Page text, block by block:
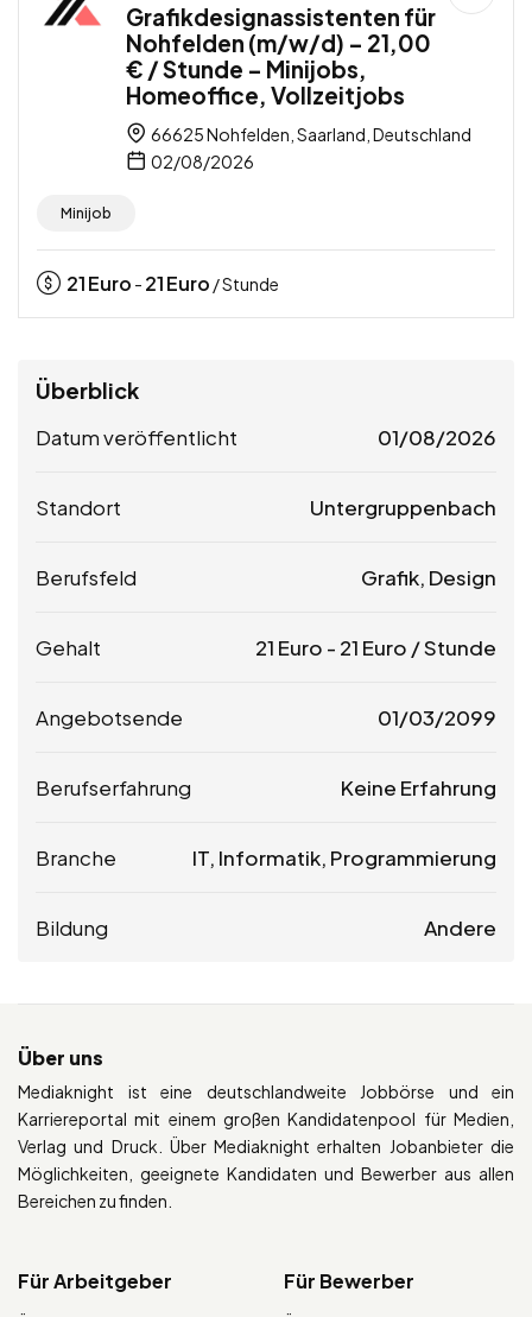
Grafikdesignassistenten für
Nohfelden (m/w/d) – 21,00
€ / Stunde – Minijobs,
Homeoffice, Vollzeitjobs
66625 Nohfelden, Saarland, Deutschland
02/08/2026
Minijob
21Euro - 21Euro / Stunde
Überblick
Datum veröffentlicht 01/08/2026
Standort Untergruppenbach
Berufsfeld Grafik, Design
Gehalt 21 Euro - 21 Euro / Stunde
Angebotsende 01/03/2099
Berufserfahrung Keine Erfahrung
Branche IT, Informatik, Programmierung
Bildung Andere
Über uns
Mediaknight ist eine deutschlandweite Jobbörse und ein
Karriereportal mit einem großen Kandidatenpool für Medien,
Verlag und Druck. Über Mediaknight erhalten Jobanbieter die
Möglichkeiten, geeignete Kandidaten und Bewerber aus allen
Bereichen zu finden.
Für Arbeitgeber Für Bewerber